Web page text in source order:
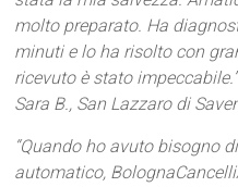
molto preparato. Ha
minuti e lo ha risolto con
ricevuto è stato impeccabile.”
Sara B., San Lazzaro di
“Quando ho avuto bisogno
automatico,